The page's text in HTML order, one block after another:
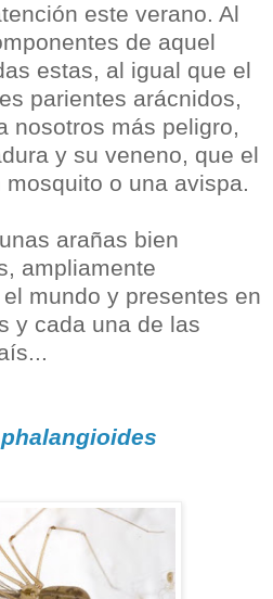
este verano. Al
de aquel
estas, al igual que el
parientes arácnidos,
nosotros más peligro,
y su veneno, que el
o una avispa.
arañas bien
ampliamente
mundo y presentes en
y cada una de las